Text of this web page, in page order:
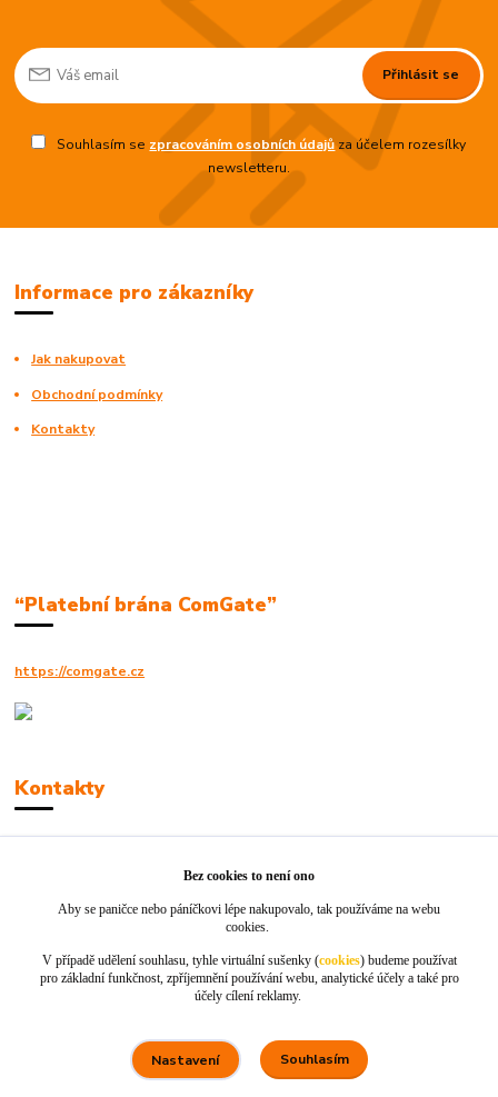
Přihlásit se
Souhlasím se zpracováním osobních údajůza účelem rozesílky
newsletteru.
Informace pro zákazníky
Jak nakupovat
Obchodní podmínky
Kontakty
“Platební brána ComGate”
https://comgate.cz
Kontakty
info@jackie-shop.cz
Vytvořeno na Eshop-rychle.cz
Bez cookies to není ono
Aby se paničce nebo páníčkovi lépe nakupovalo, tak používáme na webu
cookies.
V případě udělení souhlasu, tyhle virtuální sušenky (cookies) budeme používat
pro základní funkčnost, zpříjemnění používání webu, analytické účely a také pro
účely cílení reklamy.
Nastavení Souhlasím